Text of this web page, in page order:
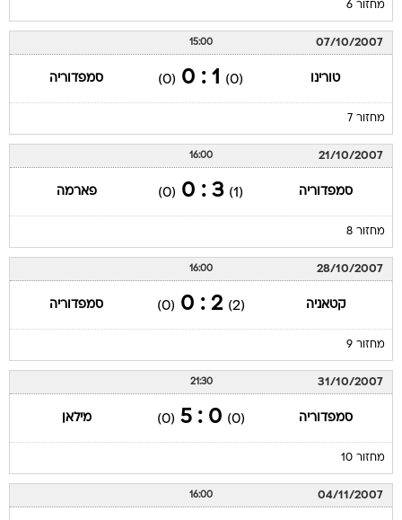
מחזור 6
07/10/2007
15:00
טורינו (0)
1 : 0
(0) סמפדוריה
מחזור 7
21/10/2007
16:00
סמפדוריה (1)
3 : 0
(0) פארמה
מחזור 8
28/10/2007
16:00
קטאניה (2)
2 : 0
(0) סמפדוריה
מחזור 9
31/10/2007
21:30
סמפדוריה (0)
0 : 5
(0) מילאן
מחזור 10
04/11/2007
16:00